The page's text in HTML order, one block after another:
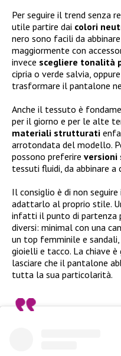
Per seguire il trend senza
utile partire dai colori
nero sono facili da
maggiormente con
invece scegliere tonalità
cipria o verde salvia,
trasformare il pantalone
Anche il tessuto è
per il giorno e per le alte
materiali strutturati
arrotondata del modello.
possono preferire versioni
tessuti fluidi, da abbinare a
Il consiglio è di non
adattarlo al proprio stile.
infatti il punto di
diversi: minimal con una
un top femminile e sandali,
gioielli e tacco. La chiave
lasciare che il pantalone
tutta la sua particolarità.